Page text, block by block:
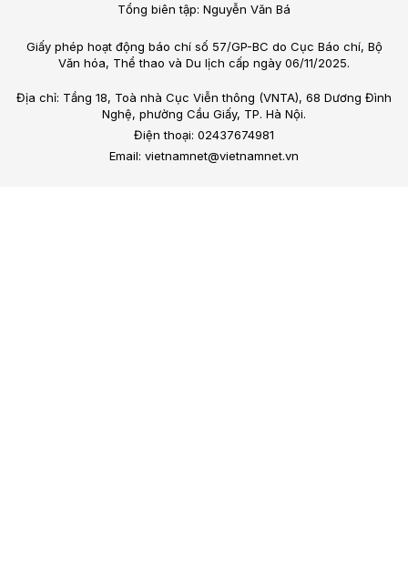
Tổng biên tập: Nguyễn Văn Bá
Giấy phép hoạt động báo chí số 57/GP-BC do Cục Báo chí, Bộ
Văn hóa, Thể thao và Du lịch cấp ngày 06/11/2025.
Địa chỉ: Tầng 18, Toà nhà Cục Viễn thông (VNTA), 68 Dương Đình
Nghệ, phường Cầu Giấy, TP. Hà Nội.
Điện thoại: 02437674981
Email: vietnamnet@vietnamnet.vn